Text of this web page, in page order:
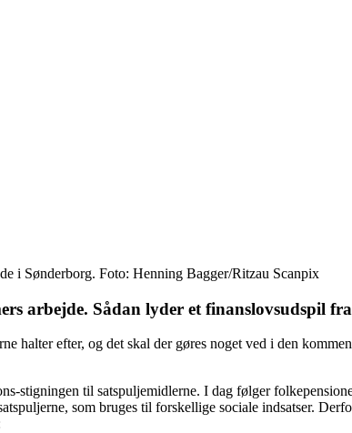
i Sønderborg. Foto: Henning Bagger/Ritzau Scanpix
arbejde. Sådan lyder et finanslovsudspil
halter efter, og det skal der gøres noget ved i den
stigningen til satspuljemidlerne. I dag følger
som bruges til forskellige sociale indsatser.